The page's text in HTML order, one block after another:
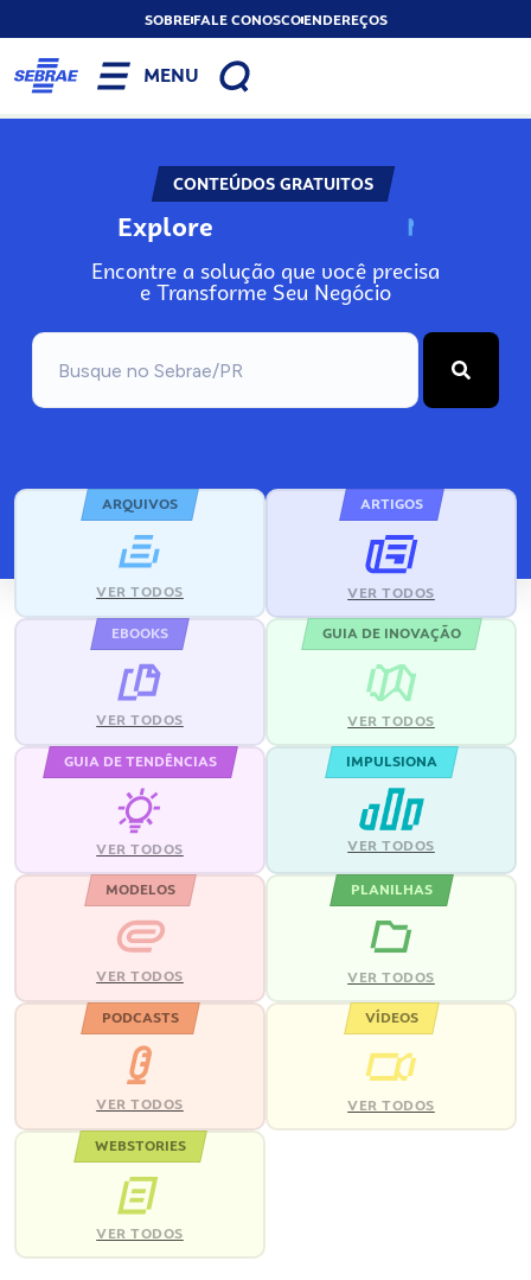
SOBREFALE CONOSCOENDEREÇOS
MENU
CONTEÚDOS GRATUITOS
Explore N
Encontre a solução que você precisa
e Transforme Seu Negócio
ARQUIVOS
VER TODOS
ARTIGOS
VER TODOS
EBOOKS
VER TODOS
GUIA DE INOVAÇÃO
VER TODOS
GUIA DE TENDÊNCIAS
VER TODOS
IMPULSIONA
VER TODOS
MODELOS
VER TODOS
PLANILHAS
VER TODOS
PODCASTS
VER TODOS
VÍDEOS
VER TODOS
WEBSTORIES
VER TODOS